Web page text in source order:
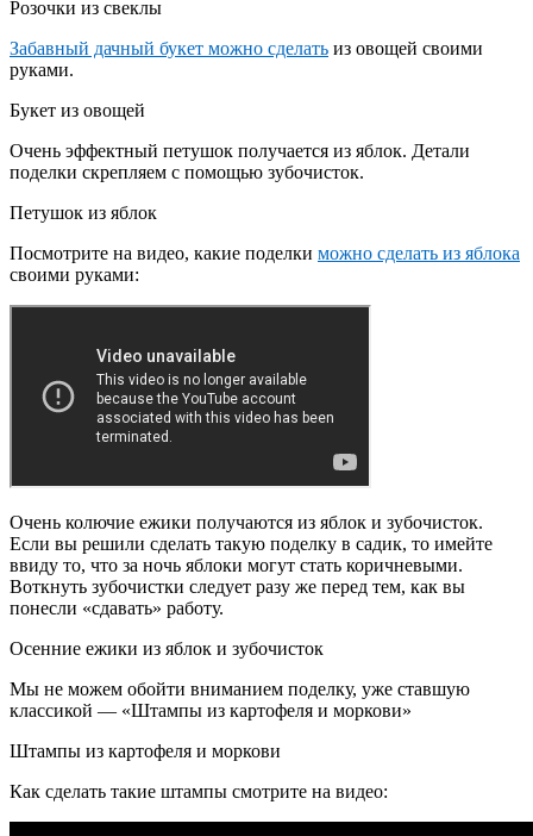
Розочки из свеклы
Забавный дачный букет можно сделать из овощей своими
руками.
Букет из овощей
Очень эффектный петушок получается из яблок. Детали
поделки скрепляем с помощью зубочисток.
Петушок из яблок
Посмотрите на видео, какие поделки можно сделать из яблока
своими руками:
Очень колючие ежики получаются из яблок и зубочисток.
Если вы решили сделать такую поделку в садик, то имейте
ввиду то, что за ночь яблоки могут стать коричневыми.
Воткнуть зубочистки следует разу же перед тем, как вы
понесли «сдавать» работу.
Осенние ежики из яблок и зубочисток
Мы не можем обойти вниманием поделку, уже ставшую
классикой — «Штампы из картофеля и моркови»
Штампы из картофеля и моркови
Как сделать такие штампы смотрите на видео: